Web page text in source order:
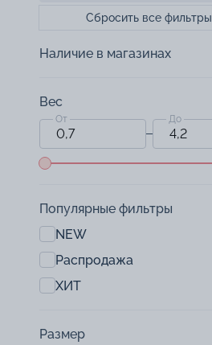
Сбросить все фильтры
Наличие в магазинах
Вес
От До
Популярные фильтры
NEW
Распродажа
ХИТ
Размер